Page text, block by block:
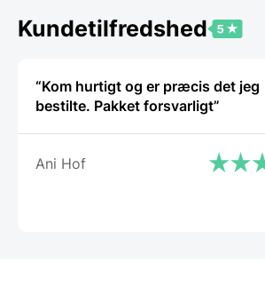
Kundetilfredshed
“Kom hurtigt og er præcis det jeg
bestilte. Pakket forsvarligt”
Ani Hof